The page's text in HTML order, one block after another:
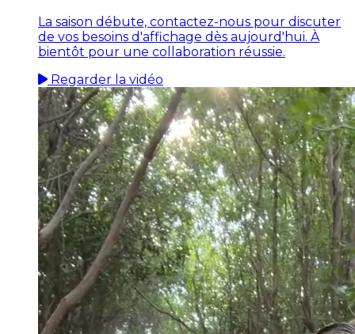
La saison débute, contactez-nous pour discuter
de vos besoins d'affichage dès aujourd'hui. À
bientôt pour une collaboration réussie.
Regarder la vidéo